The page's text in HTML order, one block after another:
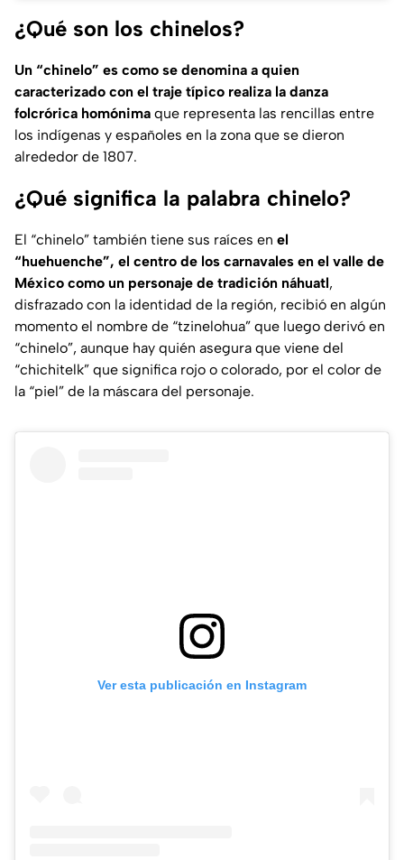
¿Qué son los chinelos?
Un “chinelo” es como se denomina a quien
caracterizado con el traje típico realiza la danza
folcrórica homónima que representa las rencillas entre
los indígenas y españoles en la zona que se dieron
alrededor de 1807.
¿Qué significa la palabra chinelo?
El “chinelo” también tiene sus raíces en el
“huehuenche”, el centro de los carnavales en el valle de
México como un personaje de tradición náhuatl,
disfrazado con la identidad de la región, recibió en algún
momento el nombre de “tzinelohua” que luego derivó en
“chinelo”, aunque hay quién asegura que viene del
“chichitelk” que significa rojo o colorado, por el color de
la “piel” de la máscara del personaje.
Ver esta publicación en Instagram